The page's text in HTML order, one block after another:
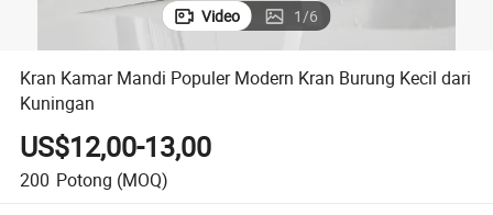
Video 1/6
Kran Kamar Mandi Populer Modern Kran Burung Kecil dari
Kuningan
US$12,00-13,00
200 Potong (MOQ)